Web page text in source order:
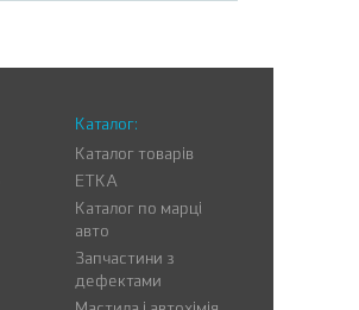
Каталог:
Каталог товарів
ETKA
Каталог по марці
авто
Запчастини з
дефектами